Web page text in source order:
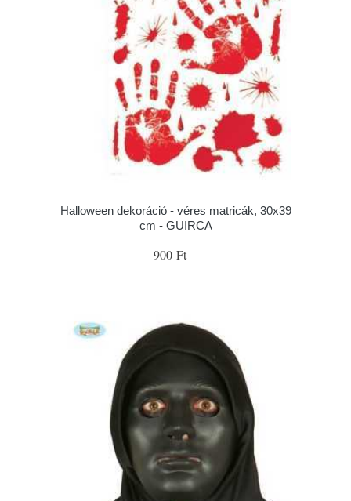
Halloween dekoráció - véres matricák, 30x39
cm - GUIRCA
900 Ft